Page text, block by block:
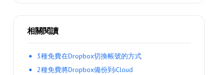
相關閱讀
3種免費在Dropbox切換帳號的方式
2種免費將Dropbox備份到iCloud